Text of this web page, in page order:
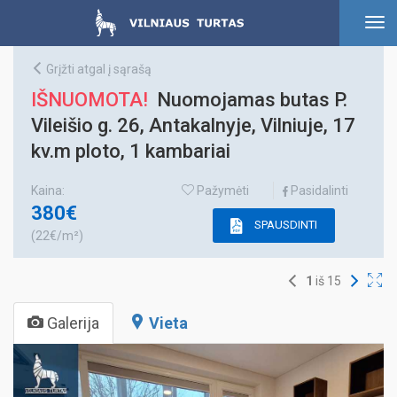
Grįžti atgal į sąrašą
IŠNUOMOTA! Nuomojamas butas P.
Vileišio g. 26, Antakalnyje, Vilniuje, 17
kv.m ploto, 1 kambariai
Kaina:
380€
(22€/m²)
Pažymėti Pasidalinti
SPAUSDINTI
Galerija Vieta
1 iš 15